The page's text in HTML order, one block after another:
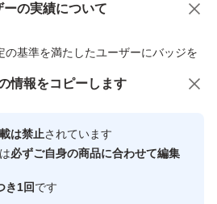
ーの実績について
の基準を満たしたユーザーにバッジを
心・安全なユーザーです
商品への質問
情報をコピーします
は禁止されています
必ずご自身の商品に合わせて編集
き1回です
オススメ